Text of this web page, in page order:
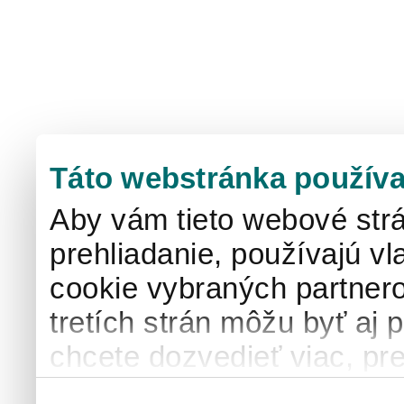
Táto webstránka
Aby vám tieto webové
prehliadanie, používajú
cookie vybraných
tretích strán môžu byť aj
chcete dozvedieť viac,